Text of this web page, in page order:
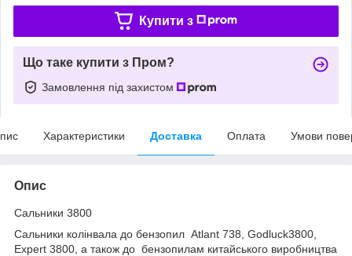
Купити з
Що таке купити з Пром?
Замовлення під захистом
Характеристики Доставка Оплата Умови
Опис
Сальники 3800
Сальники колінвала до бензопил Atlant 738, Godluck3800,
Expert 3800, а також до бензопилам китайського виробництва